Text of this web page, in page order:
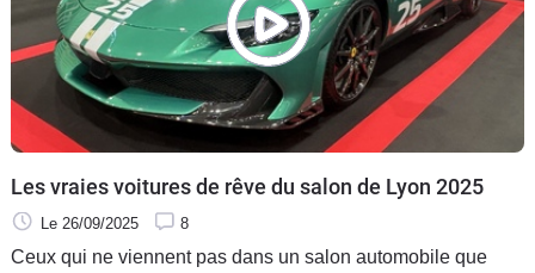
Les vraies voitures de rêve du salon de Lyon 2025
Le 26/09/2025 8
Ceux qui ne viennent pas dans un salon automobile que